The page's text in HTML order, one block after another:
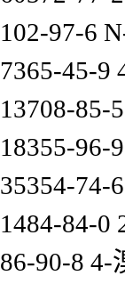
102-97-6
7365-45-9
13708-85-
18355-
35354-74-
1484-84-0
86-90-8 4-